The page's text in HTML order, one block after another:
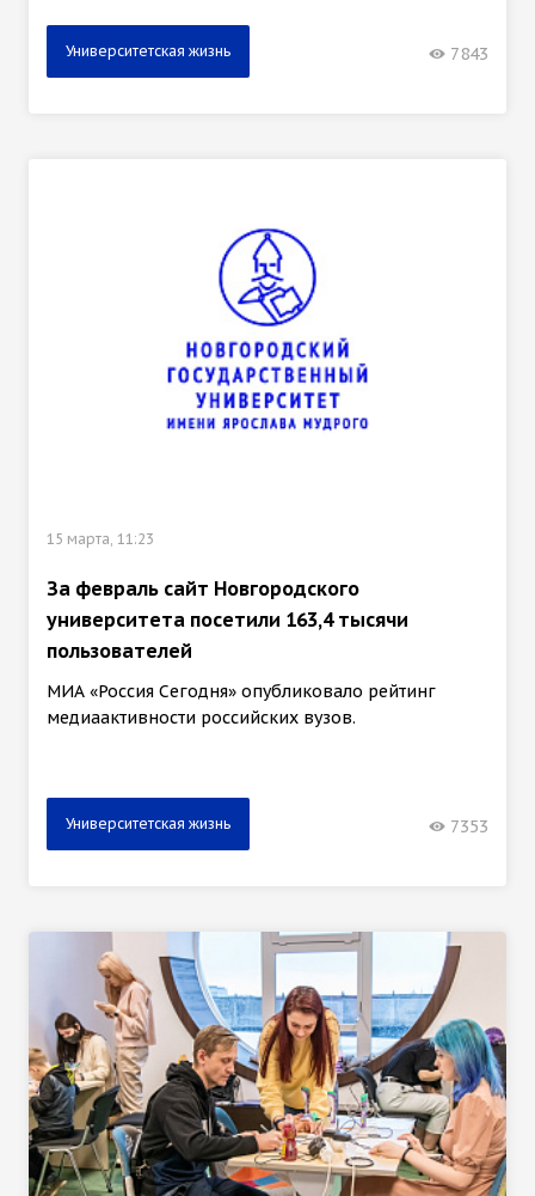
Университетская жизнь 7843
15 марта, 11:23
За февраль сайт Новгородского
университета посетили 163,4 тысячи
пользователей
МИА «Россия Сегодня» опубликовало рейтинг
медиаактивности российских вузов.
Университетская жизнь 7353